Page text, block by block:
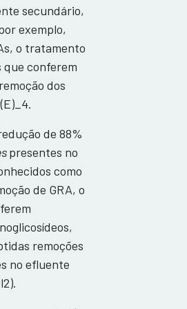
secundário,
exemplo,
o tratamento
que conferem
dos
de 88%
presentes no
como
de GRA, o
remoções
no efluente